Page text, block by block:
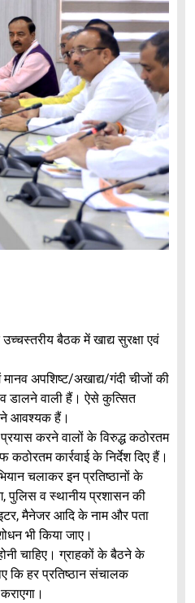
बैठक में खाद्य सुरक्षा एवं
अपशिष्ट/अखाद्य/गंदी चीजों की
डालने वाली हैं। ऐसे कुत्सित
आवश्यक हैं।
करने वालों के विरुद्ध कठोरतम
कार्रवाई के निर्देश दिए हैं।
चलाकर इन प्रतिष्ठानों के
पुलिस व स्थानीय प्रशासन की
मैनेजर आदि के नाम और पता
भी किया जाए।
चाहिए। ग्राहकों के बैठने के
कि हर प्रतिष्ठान संचालक